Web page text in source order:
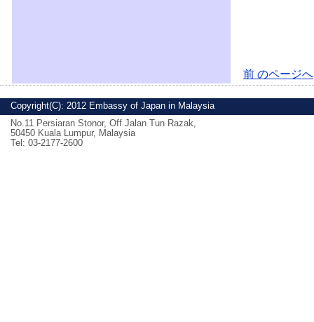
前 のページへ
Copyright(C): 2012 Embassy of Japan in Malaysia
No.11 Persiaran Stonor, Off Jalan Tun Razak,
50450 Kuala Lumpur, Malaysia
Tel: 03-2177-2600